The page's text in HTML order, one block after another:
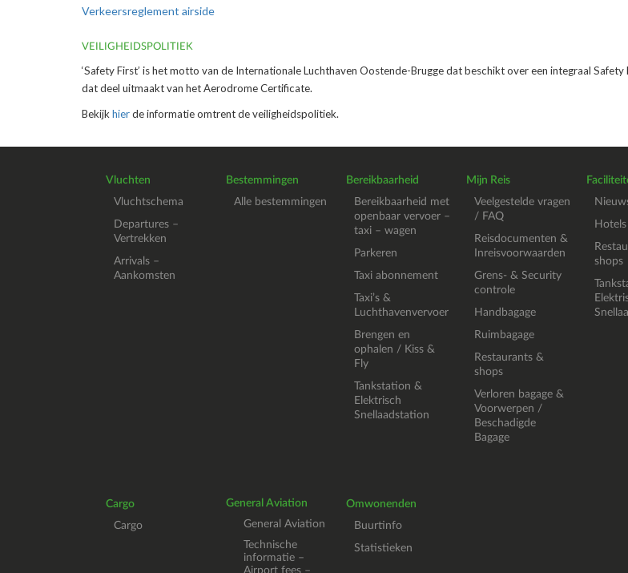
Verkeersreglement airside
VEILIGHEIDSPOLITIEK
‘Safety First’ is het motto van de Internationale Luchthaven Oostende-Brugge dat beschikt over een integraal Safety
dat deel uitmaakt van het Aerodrome Certificate.
Bekijk hierde informatie omtrent de veiligheidspolitiek.
Vluchten
Vluchtschema
Departures –
Vertrekken
Arrivals –
Aankomsten
Bestemmingen
Alle bestemmingen
Bereikbaarheid
Bereikbaarheid met
openbaar vervoer –
taxi – wagen
Parkeren
Taxi abonnement
Taxi’s &
Luchthavenvervoer
Brengen en
ophalen / Kiss &
Fly
Tankstation &
Elektrisch
Snellaadstation
Mijn Reis
Veelgestelde vragen
/ FAQ
Reisdocumenten &
Inreisvoorwaarden
Grens- & Security
controle
Handbagage
Ruimbagage
Restaurants &
shops
Verloren bagage &
Voorwerpen /
Beschadigde
Bagage
shops
Cargo
Cargo
General Aviation
General Aviation
Technische
informatie –
Airport fees –
Omwonenden
Buurtinfo
Statistieken